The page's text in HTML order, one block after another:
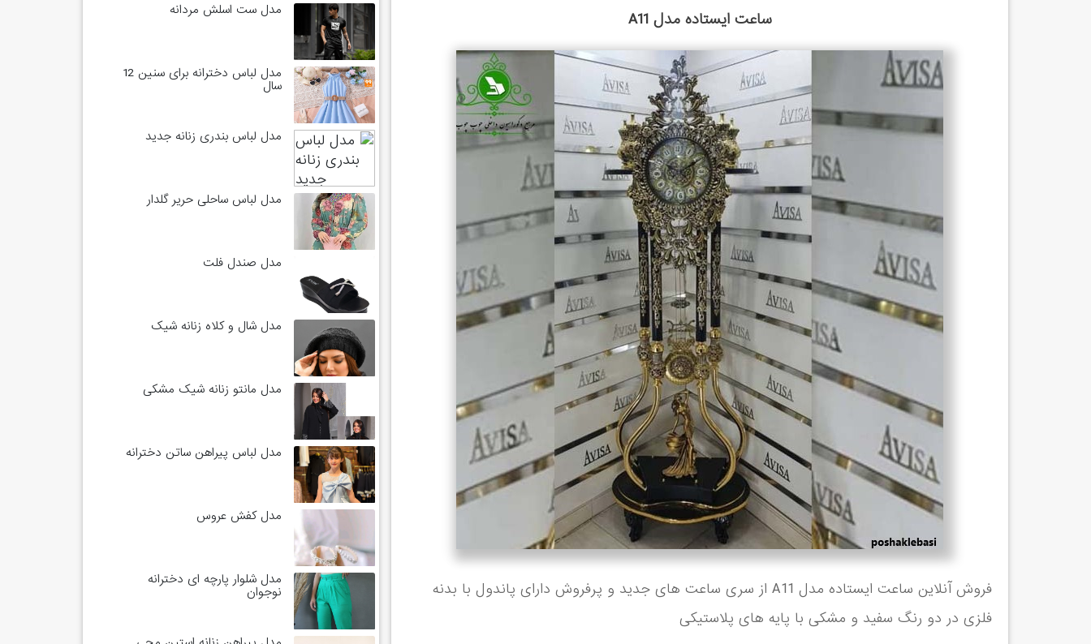
ساعت ایستاده مدل A11
فروش آنلاین ساعت ایستاده مدل A11 از سری ساعت های جدید و پرفروش دارای پاندول با بدنه
فلزی در دو رنگ سفید و مشکی با پایه های پلاستیکی
مدل ست اسلش مردانه
مدل لباس دخترانه برای سنین 12
سال
مدل لباس بندری زنانه جدید
مدل لباس ساحلی حریر گلدار
مدل صندل فلت
مدل شال و کلاه زنانه شیک
مدل مانتو زنانه شیک مشکی
مدل لباس پیراهن ساتن دخترانه
مدل کفش عروس
مدل شلوار پارچه ای دخترانه
نوجوان